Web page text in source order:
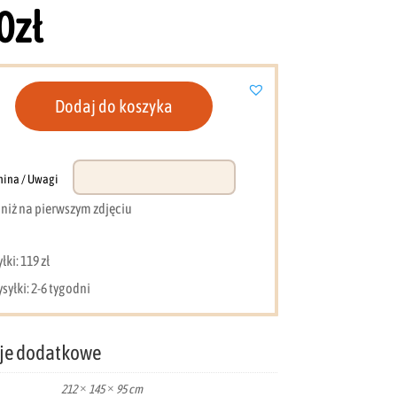
zł
Dodaj do koszyka
/ Uwagi
na pierwszym zdjęciu
119 zł
2-6 tygodni
dodatkowe
212 × 145 × 95 cm